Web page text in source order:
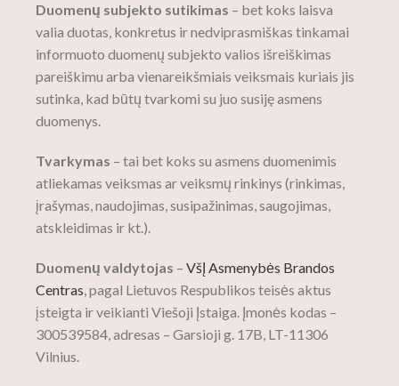
Duomenų subjekto sutikimas – bet koks laisva
valia duotas, konkretus ir nedviprasmiškas tinkamai
informuoto duomenų subjekto valios išreiškimas
pareiškimu arba vienareikšmiais veiksmais kuriais jis
sutinka, kad būtų tvarkomi su juo susiję asmens
duomenys.
Tvarkymas – tai bet koks su asmens duomenimis
atliekamas veiksmas ar veiksmų rinkinys (rinkimas,
įrašymas, naudojimas, susipažinimas, saugojimas,
atskleidimas ir kt.).
Duomenų valdytojas – VšĮ Asmenybės Brandos
Centras, pagal Lietuvos Respublikos teisės aktus
įsteigta ir veikianti Viešoji Įstaiga. Įmonės kodas –
300539584, adresas – Garsioji g. 17B, LT-11306
Vilnius.